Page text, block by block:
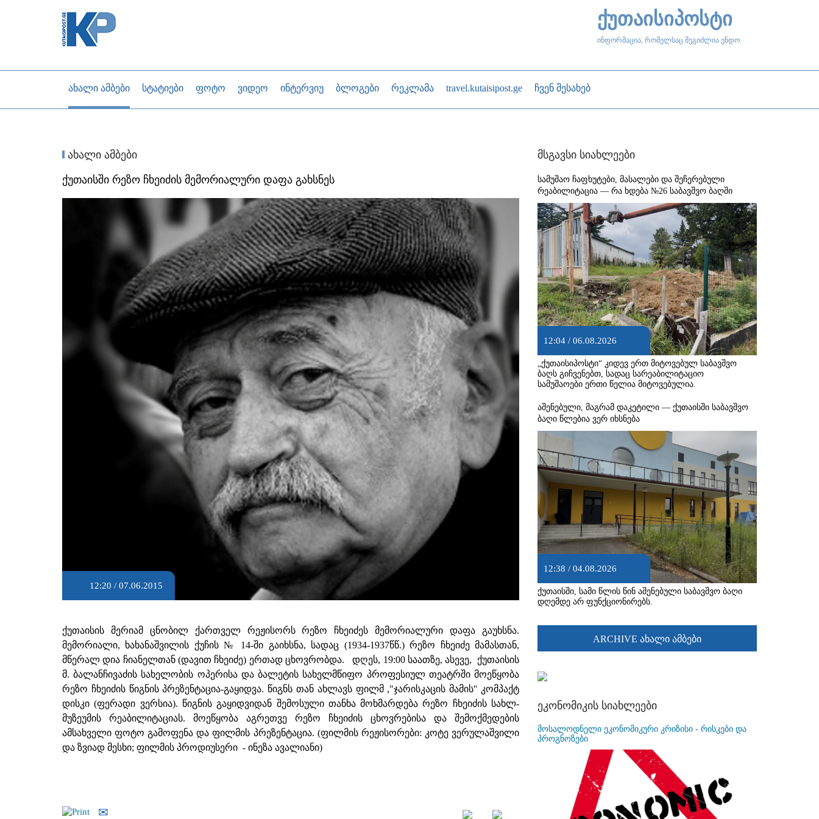
ქუთაისიპოსტი
ინფორმაცია, რომელსაც შეგიძლია ენდო
ახალი ამბები სტატიები ფოტო ვიდეო ინტერვიუ ბლოგები რეკლამა travel.kutaisipost.ge ჩვენ შესახებ
ახალი ამბები
ქუთაისში რეზო ჩხეიძის მემორიალური დაფა გახსნეს
12:20 / 07.06.2015
ქუთაისის მერიამ ცნობილ ქართველ რეჟისორს რეზო ჩხეიძეს მემორიალური დაფა გაუხსნა.
მემორიალი, ხახანაშვილის ქუჩის № 14-ში გაიხსნა, სადაც (1934-1937წწ.) რეზო ჩხეიძე მამასთან,
მწერალ დია ჩიანელთან (დავით ჩხეიძე) ერთად ცხოვრობდა. დღეს, 19:00 საათზე, ასევე, ქუთაისის
მ. ბალანჩივაძის სახელობის ოპერისა და ბალეტის სახელმწიფო პროფესიულ თეატრში მოეწყობა
რეზო ჩხეიძის წიგნის პრეზენტაცია-გაყიდვა. წიგნს თან ახლავს ფილმ ,"ჯარისკაცის მამის'' კომპაქტ
დისკი (ფერადი ვერსია). წიგნის გაყიდვიდან შემოსული თანხა მოხმარდება რეზო ჩხეიძის სახლ-
მუზეუმის რეაბილიტაციას. მოეწყობა აგრეთვე რეზო ჩხეიძის ცხოვრებისა და შემოქმედების
ამსახველი ფოტო გამოფენა და ფილმის პრეზენტაცია. (ფილმის რეჟისორები: კოტე ვერულაშვილი
და ზვიად მესხი; ფილმის პროდიუსერი - ინეზა ავალიანი)
მსგავსი სიახლეები
სამუშაო ჩაფხუტები, მასალები და შეჩერებული
რეაბილიტაცია — რა ხდება №26 საბავშვო ბაღში
12:04 / 06.08.2026
„ქუთაისიპოსტი“ კიდევ ერთ მიტოვებულ საბავშვო
ბაღს გიჩვენებთ, სადაც სარეაბილიტაციო
სამუშაოები ერთი წელია მიტოვებულია.
აშენებული, მაგრამ დაკეტილი — ქუთაისში საბავშვო
ბაღი წლებია ვერ იხსნება
12:38 / 04.08.2026
ქუთაისში, სამი წლის წინ აშენებული საბავშვო ბაღი
დღემდე არ ფუნქციონირებს.
ARCHIVE ახალი ამბები
ეკონომიკის სიახლეები
მოსალოდნელი ეკონომიკური კრიზისი - რისკები და
პროგნოზები